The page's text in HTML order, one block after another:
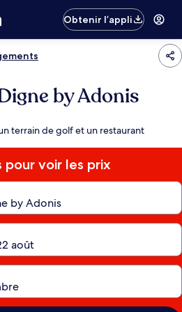
Obtenir l’appli
by Adonis
terrain de golf et un restaurant
pour voir les prix